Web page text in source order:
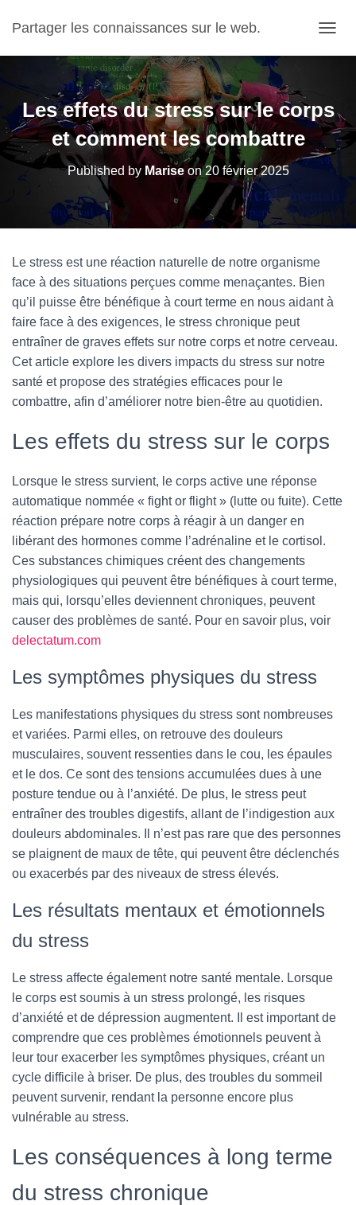
Partager les connaissances sur le web.
Les effets du stress sur le corps
et comment les combattre
Published by Mariseon20 février 2025
Le stress est une réaction naturelle de notre organisme
face à des situations perçues comme menaçantes. Bien
qu’il puisse être bénéfique à court terme en nous aidant à
faire face à des exigences, le stress chronique peut
entraîner de graves effets sur notre corps et notre cerveau.
Cet article explore les divers impacts du stress sur notre
santé et propose des stratégies efficaces pour le
combattre, afin d’améliorer notre bien-être au quotidien.
Les effets du stress sur le corps
Lorsque le stress survient, le corps active une réponse
automatique nommée « fight or flight » (lutte ou fuite). Cette
réaction prépare notre corps à réagir à un danger en
libérant des hormones comme l’adrénaline et le cortisol.
Ces substances chimiques créent des changements
physiologiques qui peuvent être bénéfiques à court terme,
mais qui, lorsqu’elles deviennent chroniques, peuvent
causer des problèmes de santé. Pour en savoir plus, voir
delectatum.com
Les symptômes physiques du stress
Les manifestations physiques du stress sont nombreuses
et variées. Parmi elles, on retrouve des douleurs
musculaires, souvent ressenties dans le cou, les épaules
et le dos. Ce sont des tensions accumulées dues à une
posture tendue ou à l’anxiété. De plus, le stress peut
entraîner des troubles digestifs, allant de l’indigestion aux
douleurs abdominales. Il n’est pas rare que des personnes
se plaignent de maux de tête, qui peuvent être déclenchés
ou exacerbés par des niveaux de stress élevés.
Les résultats mentaux et émotionnels
du stress
Le stress affecte également notre santé mentale. Lorsque
le corps est soumis à un stress prolongé, les risques
d’anxiété et de dépression augmentent. Il est important de
comprendre que ces problèmes émotionnels peuvent à
leur tour exacerber les symptômes physiques, créant un
cycle difficile à briser. De plus, des troubles du sommeil
peuvent survenir, rendant la personne encore plus
vulnérable au stress.
Les conséquences à long terme
du stress chronique